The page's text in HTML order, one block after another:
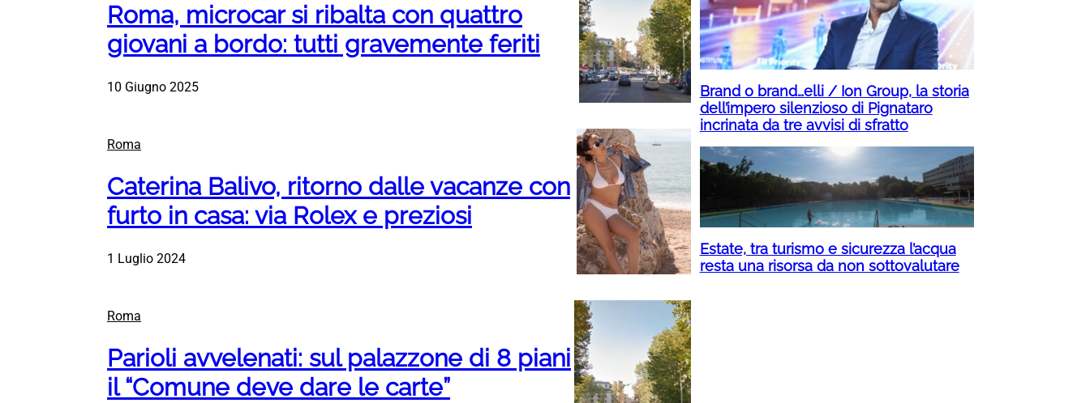
Roma, microcar si ribalta con quattro
giovani a bordo: tutti gravemente feriti
10 Giugno 2025
Roma
Caterina Balivo, ritorno dalle vacanze con
furto in casa: via Rolex e preziosi
1 Luglio 2024
Roma
Parioli avvelenati: sul palazzone di 8 piani
il “Comune deve dare le carte”
Brand o brand…elli / Ion Group, la storia
dell’impero silenzioso di Pignataro
incrinata da tre avvisi di sfratto
Estate, tra turismo e sicurezza l’acqua
resta una risorsa da non sottovalutare